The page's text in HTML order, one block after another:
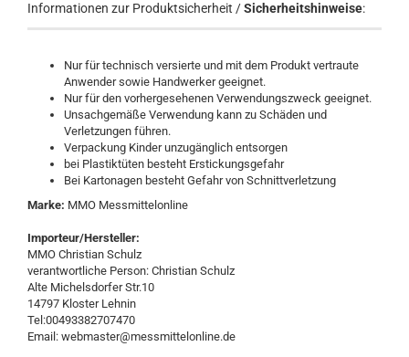
Informationen zur Produktsicherheit /Sicherheitshinweise:
Nur für technisch versierte und mit dem Produkt vertraute
Anwender sowie Handwerker geeignet.
Nur für den vorhergesehenen Verwendungszweck geeignet.
Unsachgemäße Verwendung kann zu Schäden und
Verletzungen führen.
Verpackung Kinder unzugänglich entsorgen
bei Plastiktüten besteht Erstickungsgefahr
Bei Kartonagen besteht Gefahr von Schnittverletzung
Marke: MMO Messmittelonline
Importeur/Hersteller:
MMO Christian Schulz
verantwortliche Person: Christian Schulz
Alte Michelsdorfer Str.10
14797 Kloster Lehnin
Tel:00493382707470
Email: webmaster@messmittelonline.de